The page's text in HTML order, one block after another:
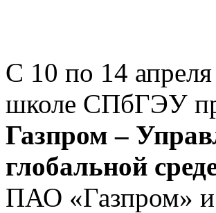
С 10 по 14
школе СПбГЭУ
Газпром –
глобальной
ПАО «Газпром» и